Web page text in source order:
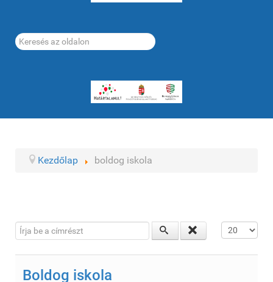
Keresés...
Kezdőlap boldog iskola
Írja be a címrészt Tételek #
Boldog iskola